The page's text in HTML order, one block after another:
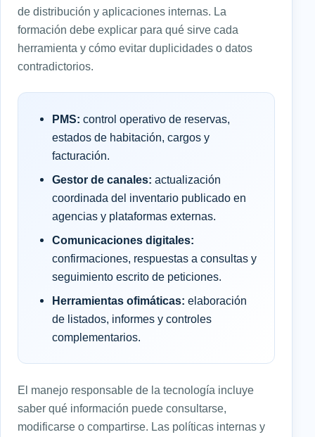
de distribución y aplicaciones internas. La
formación debe explicar para qué sirve cada
herramienta y cómo evitar duplicidades o datos
contradictorios.
PMS: control operativo de reservas,
estados de habitación, cargos y
facturación.
Gestor de canales: actualización
coordinada del inventario publicado en
agencias y plataformas externas.
Comunicaciones digitales:
confirmaciones, respuestas a consultas y
seguimiento escrito de peticiones.
Herramientas ofimáticas: elaboración
de listados, informes y controles
complementarios.
El manejo responsable de la tecnología incluye
saber qué información puede consultarse,
modificarse o compartirse. Las políticas internas y